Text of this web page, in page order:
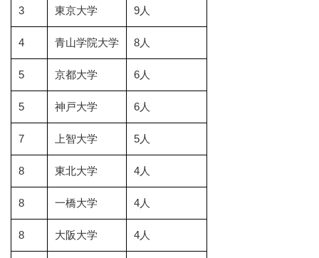
3 東京大学 9人
4 青山学院大学 8人
5 京都大学 6人
5 神戸大学 6人
7 上智大学 5人
8 東北大学 4人
8 一橋大学 4人
8 大阪大学 4人